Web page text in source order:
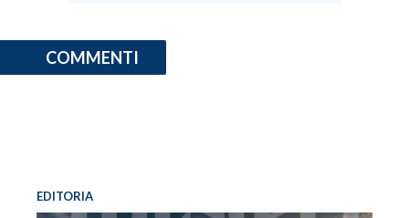
COMMENTI
EDITORIA